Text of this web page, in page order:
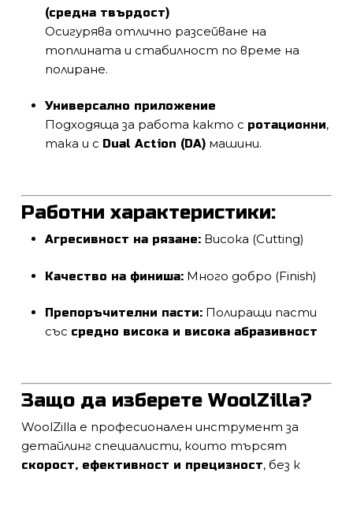
(средна твърдост)
Осигурява отлично разсейване на
топлината и стабилност по време на
полиране.
Универсално приложение
Подходяща за работа както с ротационни,
така и с Dual Action (DA)машини.
Работни характеристики:
Агресивност на рязане:Висока (Cutting)
Качество на финиша:Много добро (Finish)
Препоръчителни пасти:Полиращи пасти
със средно висока и висока абразивност
Защо да изберете WoolZilla?
WoolZilla е професионален инструмент за
детайлинг специалисти, които търсят
скорост, ефективност и прецизност, без к